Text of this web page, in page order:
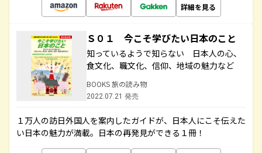
詳細を見る
Ｓ０１ 今こそ学びたい日本のこと
知っているようで知らない 日本人の心、
食文化、職文化、信仰、地域の魅力など
BOOKS 旅の読み物
2022.07.21 発売
１万人の訪日外国人を案内したガイドが、日本人にこそ伝えた
い日本の魅力が満載。日本の再発見ができる１冊！